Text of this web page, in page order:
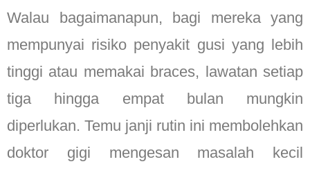
Walau bagaimanapun, bagi mereka yang
mempunyai risiko penyakit gusi yang lebih
tinggi atau memakai braces, lawatan setiap
tiga hingga empat bulan mungkin
diperlukan. Temu janji rutin ini membolehkan
doktor gigi mengesan masalah kecil